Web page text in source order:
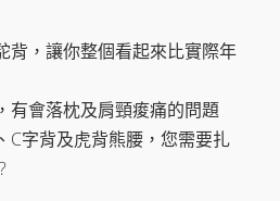
背，讓你整個看起來比實際年
有會落枕及肩頸痠痛的問題
C字背及虎背熊腰，您需要扎